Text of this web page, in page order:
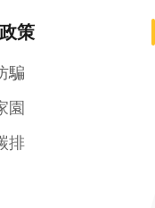
策
騙
園
排